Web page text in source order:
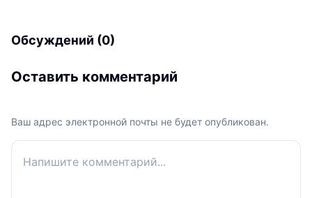
Обсуждений (0)
Оставить комментарий
Ваш адрес электронной почты не будет опубликован.
Ваш комментарий